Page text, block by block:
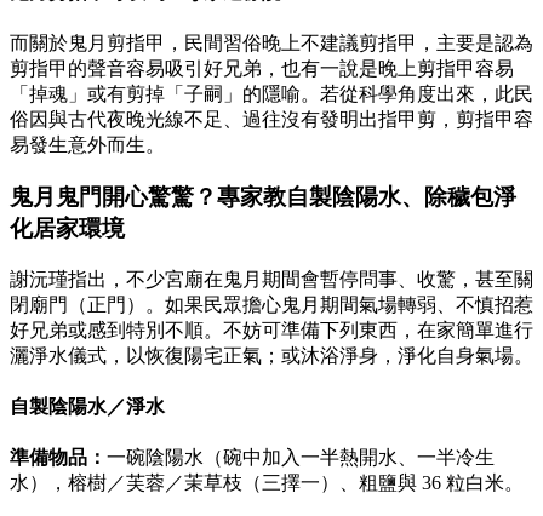
而關於鬼月剪指甲，民間習俗晚上不建議剪指甲，主要是認為
剪指甲的聲音容易吸引好兄弟，也有一說是晚上剪指甲容易
「掉魂」或有剪掉「子嗣」的隱喻。若從科學角度出來，此民
俗因與古代夜晚光線不足、過往沒有發明出指甲剪，剪指甲容
易發生意外而生。
鬼月鬼門開心驚驚？專家教自製陰陽水、除穢包淨
化居家環境
謝沅瑾指出，不少宮廟在鬼月期間會暫停問事、收驚，甚至關
閉廟門（正門）。如果民眾擔心鬼月期間氣場轉弱、不慎招惹
好兄弟或感到特別不順。不妨可準備下列東西，在家簡單進行
灑淨水儀式，以恢復陽宅正氣；或沐浴淨身，淨化自身氣場。
自製陰陽水／淨水
準備物品： 一碗陰陽水（碗中加入一半熱開水、一半冷生
水），榕樹／芙蓉／茉草枝（三擇一）、粗鹽與 36 粒白米。